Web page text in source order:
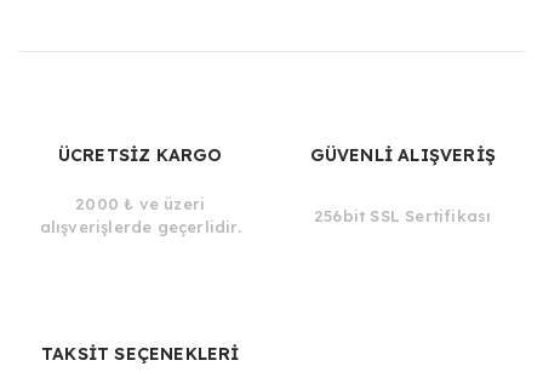
ÜCRETSİZ KARGO
2000 ₺ ve üzeri
alışverişlerde geçerlidir.
GÜVENLİ ALIŞVERİŞ
256bit SSL Sertifikası
TAKSİT SEÇENEKLERİ